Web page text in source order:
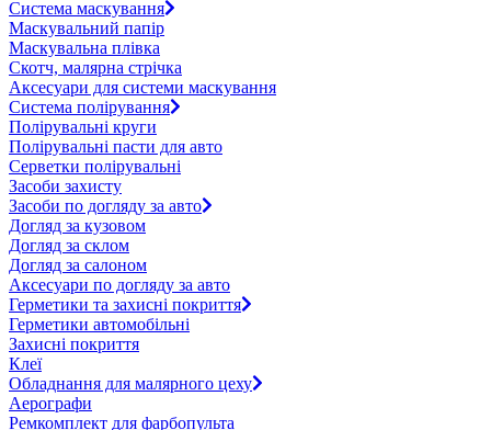
Система маскування
Маскувальний папір
Маскувальна плівка
Скотч, малярна стрічка
Аксесуари для системи маскування
Система полірування
Полірувальні круги
Полірувальні пасти для авто
Серветки полірувальні
Засоби захисту
Засоби по догляду за авто
Догляд за кузовом
Догляд за склом
Догляд за салоном
Аксесуари по догляду за авто
Герметики та захисні покриття
Герметики автомобільні
Захисні покриття
Клеї
Обладнання для малярного цеху
Аерографи
Ремкомплект для фарбопульта